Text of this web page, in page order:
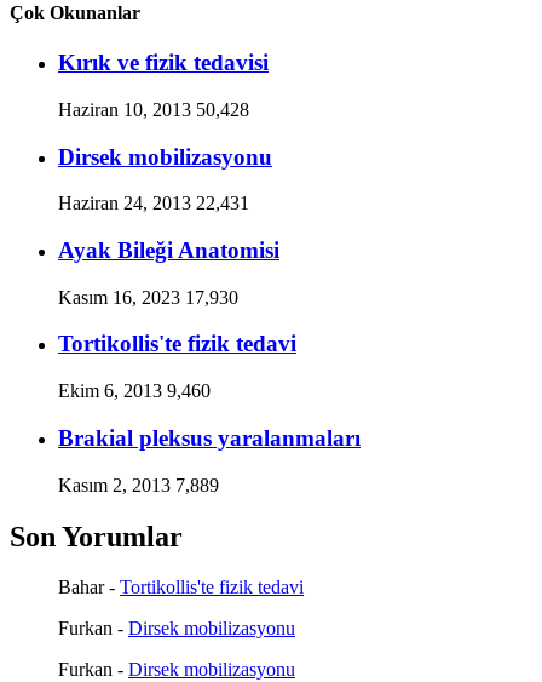
Çok Okunanlar
Kırık ve fizik tedavisi
Haziran 10, 2013 50,428
Dirsek mobilizasyonu
Haziran 24, 2013 22,431
Ayak Bileği Anatomisi
Kasım 16, 2023 17,930
Tortikollis'te fizik tedavi
Ekim 6, 2013 9,460
Brakial pleksus yaralanmaları
Kasım 2, 2013 7,889
Son Yorumlar
Bahar- Tortikollis'te fizik tedavi
Furkan - Dirsek mobilizasyonu
Furkan - Dirsek mobilizasyonu